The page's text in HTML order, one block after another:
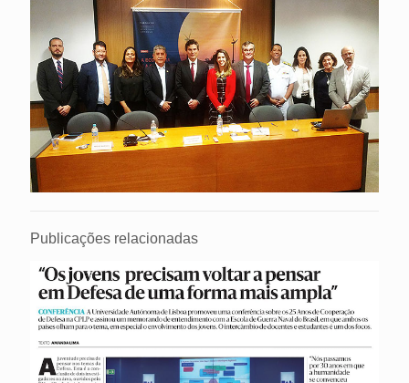
Publicações relacionadas